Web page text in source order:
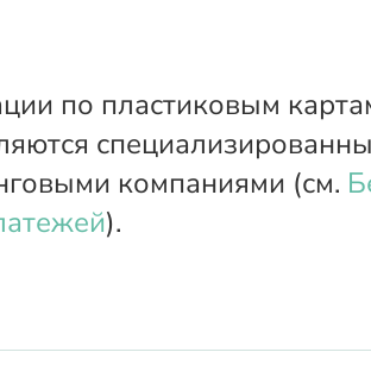
по пластиковым
компаниями (см.
).